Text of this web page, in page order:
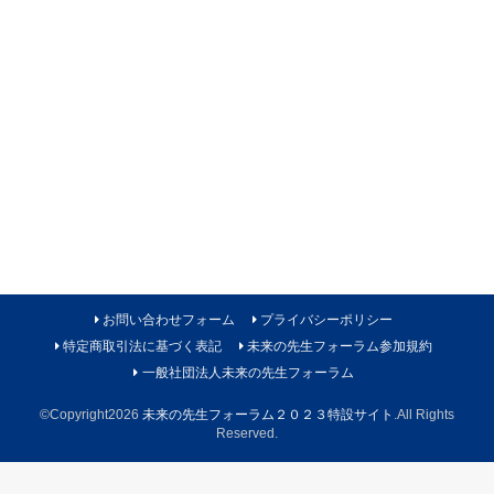
お問い合わせフォーム
プライバシーポリシー
特定商取引法に基づく表記
未来の先生フォーラム参加規約
一般社団法人未来の先生フォーラム
©Copyright2026 未来の先生フォーラム２０２３特設サイト .All Rights
Reserved.